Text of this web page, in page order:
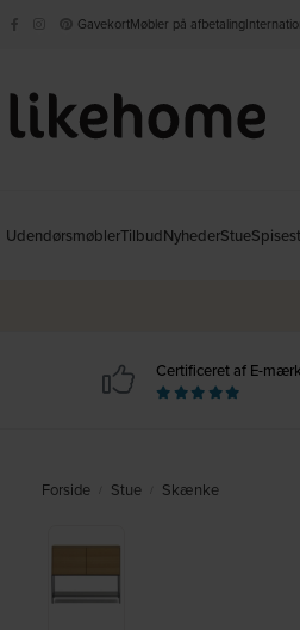
GavekortMøbler på afbetaling
UdendørsmøblerTilbudNyhederStue
Certificeret af E-
Forside Stue Skænke